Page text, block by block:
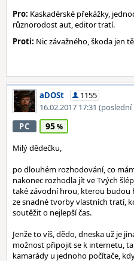
Pro: Kaskadérské překážky,
různorodost aut, editor tratí.
Proti: Nic závažného, škoda jen
aDOSt
1155
16.02.2017 17:31 (poslední
PC 95
Milý dědečku,
po dlouhém rozhodování, co
nakonec rozhodla jít ve Tvých
také závodní hrou, kterou
ze snadné tvorby vlastních tratí,
soutěžit o nejlepší čas.
Jenže to víš, dědo, dneska už je
možnost připojit se k internetu,
kamarády u jednoho počítače,